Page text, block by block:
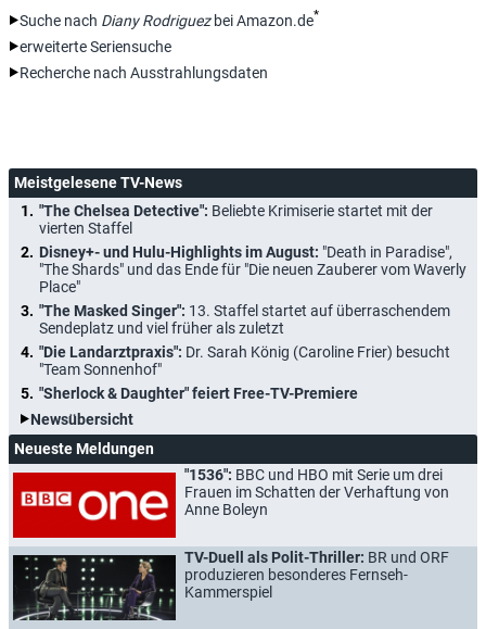
Suche nach Diany Rodriguezbei Amazon.de*
erweiterte Seriensuche
Recherche nach Ausstrahlungsdaten
Meistgelesene TV-News
"The Chelsea Detective": Beliebte Krimiserie startet mit der
vierten Staffel
Disney+- und Hulu-Highlights im August: "Death in Paradise",
"The Shards" und das Ende für "Die neuen Zauberer vom Waverly
Place"
"The Masked Singer": 13. Staffel startet auf überraschendem
Sendeplatz und viel früher als zuletzt
"Die Landarztpraxis": Dr. Sarah König (Caroline Frier) besucht
"Team Sonnenhof"
"Sherlock & Daughter" feiert Free-TV-Premiere
Newsübersicht
Neueste Meldungen
"1536": BBC und HBO mit Serie um drei
Frauen im Schatten der Verhaftung von
Anne Boleyn
TV-Duell als Polit-Thriller: BR und ORF
produzieren besonderes Fernseh-
Kammerspiel